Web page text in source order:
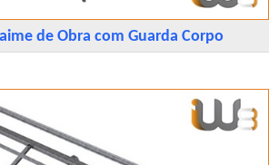
de Obra com Guarda Corpo